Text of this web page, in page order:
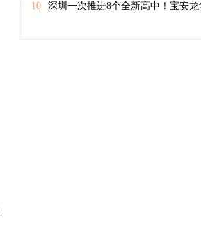
情
10 深圳一次推进8个全新高中！宝安